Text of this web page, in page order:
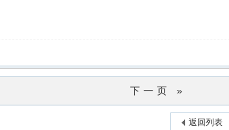
下一页 »
返回列表